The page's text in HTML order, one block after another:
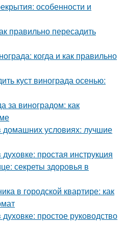
особенности и
правильно пересадить
когда и как правильно
куст винограда осенью:
за виноградом: как
домашних условиях: лучшие
простая инструкция
секреты здоровья в
в городской квартире: как
простое руководство